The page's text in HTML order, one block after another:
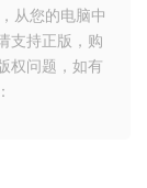
从您的电脑中
支持正版，购
权问题，如有